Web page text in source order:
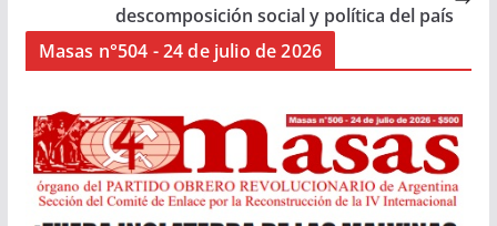
descomposición social y política del país
Masas n°504 - 24 de julio de 2026